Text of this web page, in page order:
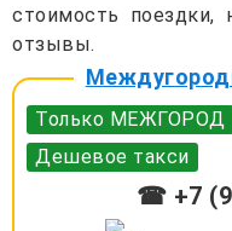
стоимость поездки,
отзывы.
Только МЕЖГОРОД
Дешевое такси
☎ +7